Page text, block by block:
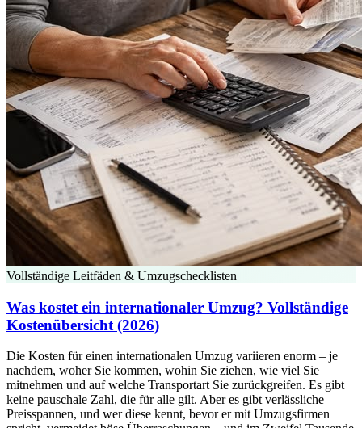
Vollständige Leitfäden & Umzugschecklisten
Was kostet ein internationaler Umzug? Vollständige
Kostenübersicht (2026)
Die Kosten für einen internationalen Umzug variieren enorm – je
nachdem, woher Sie kommen, wohin Sie ziehen, wie viel Sie
mitnehmen und auf welche Transportart Sie zurückgreifen. Es gibt
keine pauschale Zahl, die für alle gilt. Aber es gibt verlässliche
Preisspannen, und wer diese kennt, bevor er mit Umzugsfirmen